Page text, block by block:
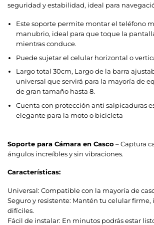
seguridad y estabilidad, ideal para
Este soporte permite montar el teléfono
manubrio, ideal para que toque la
mientras conduce.
Puede sujetar el celular horizontal o
Largo total 30cm, Largo de la barra
universal que servirá para la mayoría de
de gran tamaño hasta 8.
Cuenta con protección anti salpicaduras
elegante para la moto o bicicleta
Soporte para Cámara en Casco – Captura
ángulos increíbles y sin vibraciones.
Características:
Universal: Compatible con la mayoría de
Seguro y resistente: Mantén tu celular firme,
difíciles.
Fácil de instalar: En minutos podrás estar